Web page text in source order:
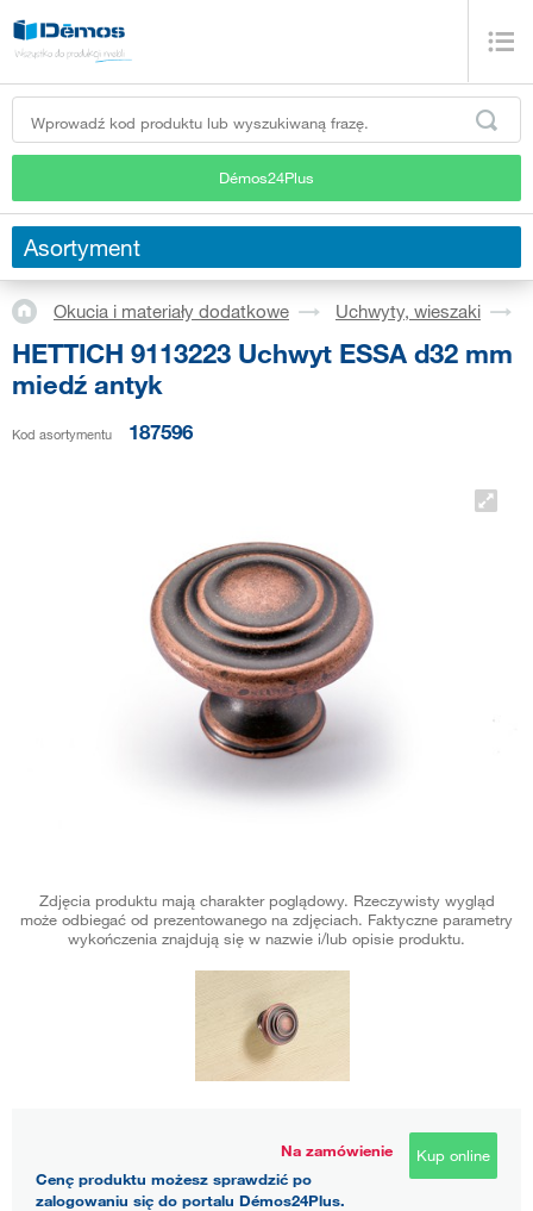
Démos24Plus
Asortyment
Okucia i materiały dodatkowe Uchwyty, wieszaki
HETTICH 9113223 Uchwyt ESSA d32 mm
miedź antyk
Kod asortymentu 187596
Zdjęcia produktu mają charakter poglądowy. Rzeczywisty wygląd
może odbiegać od prezentowanego na zdjęciach. Faktyczne parametry
wykończenia znajdują się w nazwie i/lub opisie produktu.
Na zamówienie
Cenę produktu możesz sprawdzić po
zalogowaniu się do portalu Démos24Plus.
Kup online